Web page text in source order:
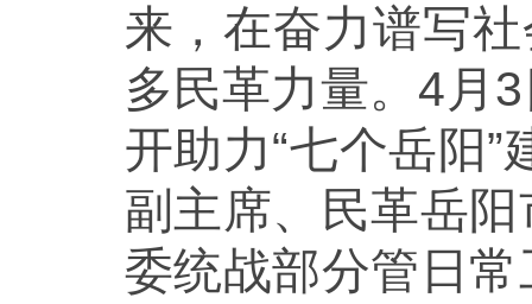
来，在奋力谱写
多民革力量。4月
开助力“七个岳阳
副主席、民革岳
委统战部分管日